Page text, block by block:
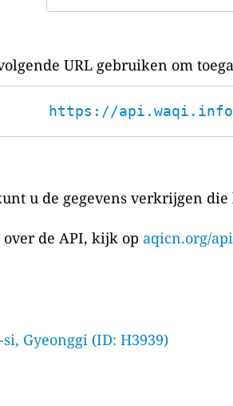
URL gebruiken om
https://api.waqi.info/
u de gegevens verkrijgen
de API, kijk op aqicn.org/
Gyeonggi (ID: H3939)